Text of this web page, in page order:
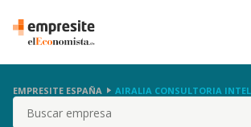
EMPRESITE ESPAÑA AIRALIA CONSULTORIA
Buscar